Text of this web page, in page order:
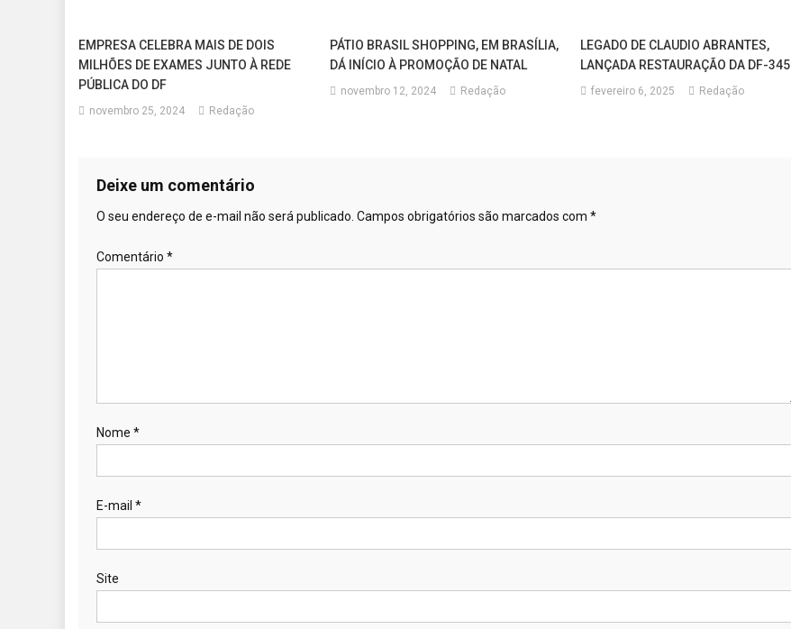
EMPRESA CELEBRA MAIS DE DOIS
MILHÕES DE EXAMES JUNTO À REDE
PÚBLICA DO DF
novembro 25, 2024 Redação
PÁTIO BRASIL SHOPPING, EM BRASÍLIA,
DÁ INÍCIO À PROMOÇÃO DE NATAL
novembro 12, 2024 Redação
LEGADO DE CLAUDIO ABRANTES,
LANÇADA RESTAURAÇÃO DA DF-345
fevereiro 6, 2025 Redação
Deixe um comentário
O seu endereço de e-mail não será publicado. Campos obrigatórios são marcados com *
Comentário *
Nome *
E-mail *
Site